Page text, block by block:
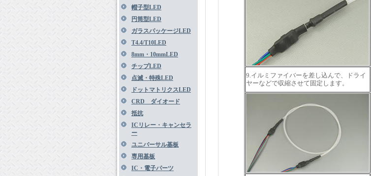
帽子型LED
円筒型LED
ガラスパッケージLED
T4.4/T10LED
8mm・10mmLED
チップLED
点滅・特殊LED
ドットマトリクスLED
CRD ダイオード
抵抗
ICリレー・キャンセラ
ー
ユニバーサル基板
専用基板
IC・電子パーツ
9.イルミファイバーを差し込んで、ドライ
ヤーなどで収縮させて固定します。